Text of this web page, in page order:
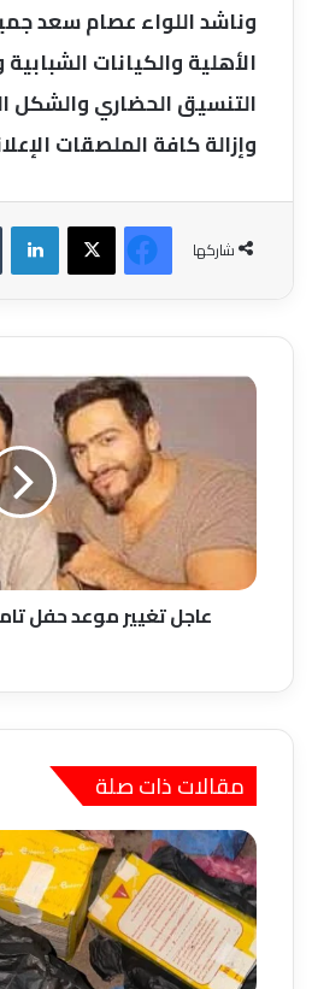
وناشد اللواء عصام سعد
الأهلية والكيانات
التنسيق الحضاري والشكل
وإزالة كافة الملصقات
شاركها
فيسبوك‫X
عاجل
حفل
تامرحسني
ورامي
جمال
عاجل تغيير موعد حفل
مقالات ذات صلة